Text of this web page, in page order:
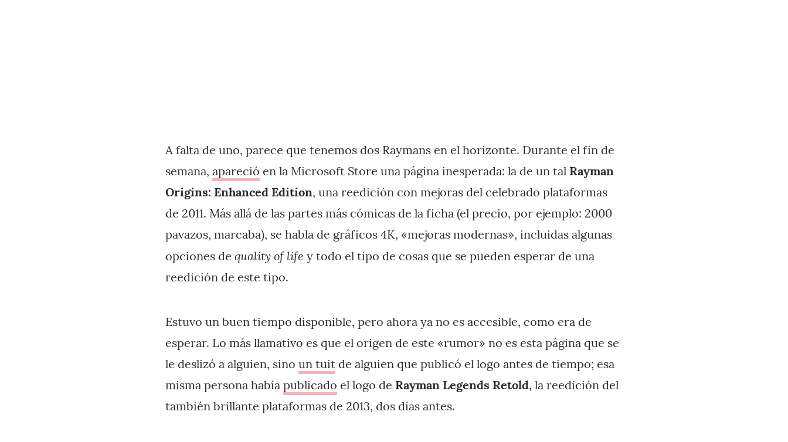
A falta de uno, parece que tenemos dos Raymans en el horizonte. Durante el fin de
semana, apareció en la Microsoft Store una página inesperada: la de un tal Rayman
Origins: Enhanced Edition, una reedición con mejoras del celebrado plataformas
de 2011. Más allá de las partes más cómicas de la ficha (el precio, por ejemplo: 2000
pavazos, marcaba), se habla de gráficos 4K, «mejoras modernas», incluidas algunas
opciones de quality of life y todo el tipo de cosas que se pueden esperar de una
reedición de este tipo.
Estuvo un buen tiempo disponible, pero ahora ya no es accesible, como era de
esperar. Lo más llamativo es que el origen de este «rumor» no es esta página que se
le deslizó a alguien, sino un tuit de alguien que publicó el logo antes de tiempo; esa
misma persona había publicado el logo de Rayman Legends Retold, la reedición del
también brillante plataformas de 2013, dos días antes.